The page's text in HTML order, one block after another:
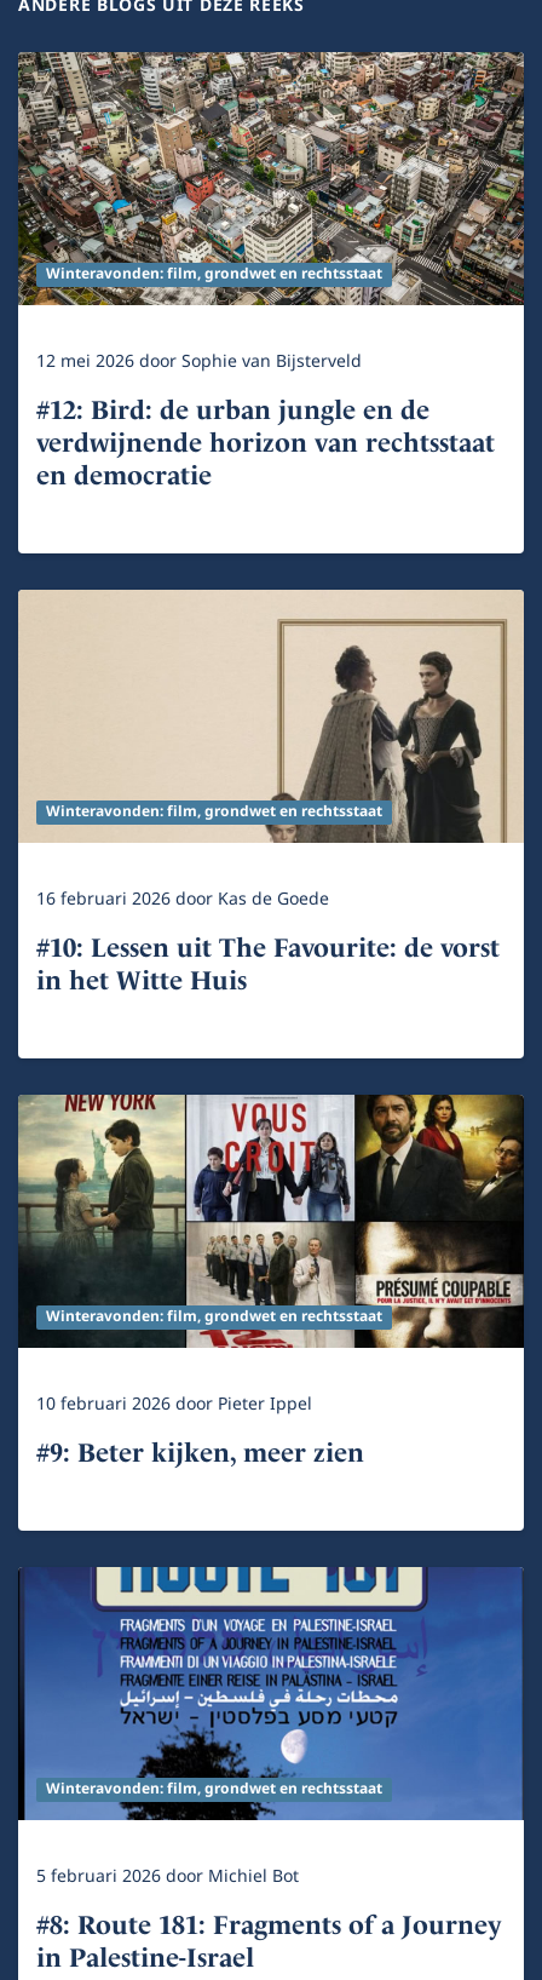
ANDERE BLOGS UIT DEZE REEKS
Winteravonden: film, grondwet en rechtsstaat
12 mei 2026doorSophie van Bijsterveld
#12: Bird: de urban jungle en de
verdwijnende horizon van rechtsstaat
en democratie
Winteravonden: film, grondwet en rechtsstaat
16 februari 2026door Kas de Goede
#10: Lessen uit The Favourite: de vorst
in het Witte Huis
Winteravonden: film, grondwet en rechtsstaat
10 februari 2026door Pieter Ippel
#9: Beter kijken, meer zien
Winteravonden: film, grondwet en rechtsstaat
5 februari 2026door Michiel Bot
#8: Route 181: Fragments of a Journey
in Palestine-Israel